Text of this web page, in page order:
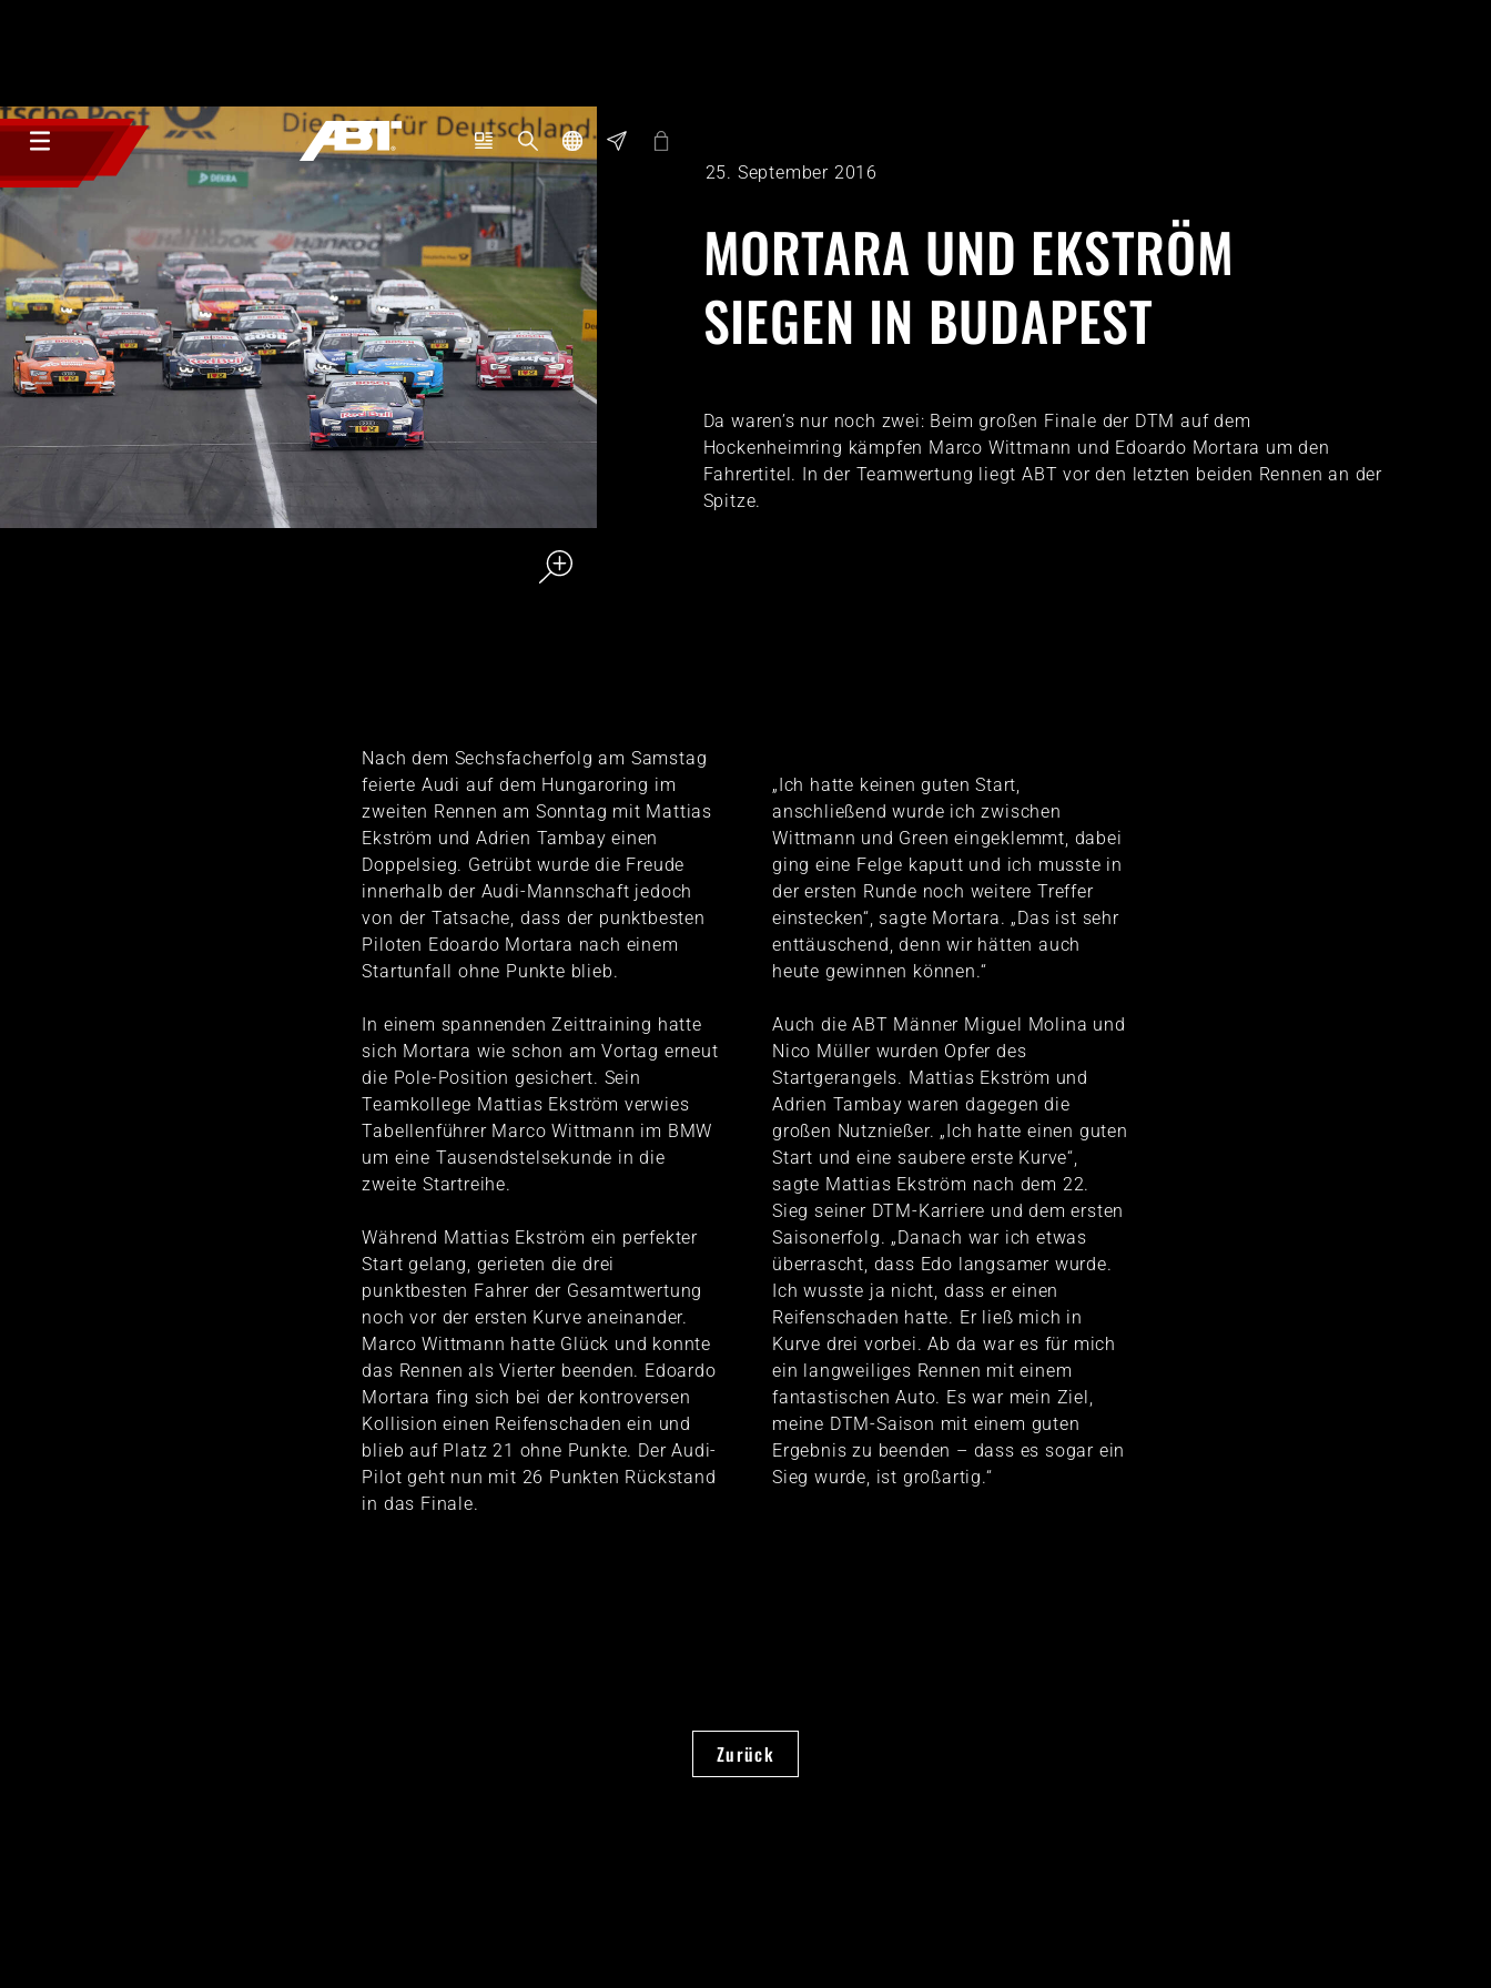
25. September 2016
MORTARA UND EKSTRÖM
SIEGEN IN BUDAPEST
Da waren’s nur noch zwei: Beim großen Finale der DTM auf dem
Hockenheimring kämpfen Marco Wittmann und Edoardo Mortara um den
Fahrertitel. In der Teamwertung liegt ABT vor den letzten beiden Rennen an der
Spitze.
Nach dem Sechsfacherfolg am Samstag
feierte Audi auf dem Hungaroring im
zweiten Rennen am Sonntag mit Mattias
Ekström und Adrien Tambay einen
Doppelsieg. Getrübt wurde die Freude
innerhalb der Audi-Mannschaft jedoch
von der Tatsache, dass der punktbesten
Piloten Edoardo Mortara nach einem
Startunfall ohne Punkte blieb.
In einem spannenden Zeittraining hatte
sich Mortara wie schon am Vortag erneut
die Pole-Position gesichert. Sein
Teamkollege Mattias Ekström verwies
Tabellenführer Marco Wittmann im BMW
um eine Tausendstelsekunde in die
zweite Startreihe.
Während Mattias Ekström ein perfekter
Start gelang, gerieten die drei
punktbesten Fahrer der Gesamtwertung
noch vor der ersten Kurve aneinander.
Marco Wittmann hatte Glück und konnte
das Rennen als Vierter beenden. Edoardo
Mortara fing sich bei der kontroversen
Kollision einen Reifenschaden ein und
blieb auf Platz 21 ohne Punkte. Der Audi-
Pilot geht nun mit 26 Punkten Rückstand
in das Finale.
„Ich hatte keinen guten Start,
anschließend wurde ich zwischen
Wittmann und Green eingeklemmt, dabei
ging eine Felge kaputt und ich musste in
der ersten Runde noch weitere Treffer
einstecken“, sagte Mortara. „Das ist sehr
enttäuschend, denn wir hätten auch
heute gewinnen können.“
Auch die ABT Männer Miguel Molina und
Nico Müller wurden Opfer des
Startgerangels. Mattias Ekström und
Adrien Tambay waren dagegen die
großen Nutznießer. „Ich hatte einen guten
Start und eine saubere erste Kurve“,
sagte Mattias Ekström nach dem 22.
Sieg seiner DTM-Karriere und dem ersten
Saisonerfolg. „Danach war ich etwas
überrascht, dass Edo langsamer wurde.
Ich wusste ja nicht, dass er einen
Reifenschaden hatte. Er ließ mich in
Kurve drei vorbei. Ab da war es für mich
ein langweiliges Rennen mit einem
fantastischen Auto. Es war mein Ziel,
meine DTM-Saison mit einem guten
Ergebnis zu beenden – dass es sogar ein
Sieg wurde, ist großartig.“
Zurück